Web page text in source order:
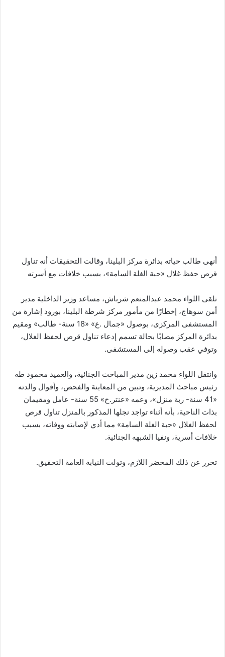
أنهى طالب حياته بدائرة مركز البلينا، وقالت التحقيقات أنه تناول
قرص حفظ غلال «حبة الغلة السامة»، بسبب خلافات مع أسرته
تلقى اللواء محمد عبدالمنعم شرباش، مساعد وزير الداخلية مدير
أمن سوهاج، إخطارًا من مأمور مركز شرطة البلينا، بورود إشارة من
المستشفى المركزى، بوصول «جمال .ع» «18 سنة- طالب» ومقيم
بدائرة المركز مصابًا بحالة تسمم إدعاء تناول قرص لحفظ الغلال،
وتوفي عقب وصوله إلى المستشفى.
وانتقل اللواء محمد زين مدير المباحث الجنائية، والعميد محمود طه
رئيس مباحث المديرية، وتبين من المعاينة والفحص، وأقوال والدته
«41 سنة- ربة منزل»، وعمه «عنتر.ح» 55 سنة- عامل ومقيمان
بذات الناحية، بأنه أثناء تواجد نجلها المذكور بالمنزل تناول قرص
لحفظ الغلال «حبة الغلة السامة» مما أدي لإصابته ووفاته، بسبب
خلافات أسرية، ونفيا الشبهه الجنائية.
تحرر عن ذلك المحضر اللازم، وتولت النيابة العامة التحقيق.